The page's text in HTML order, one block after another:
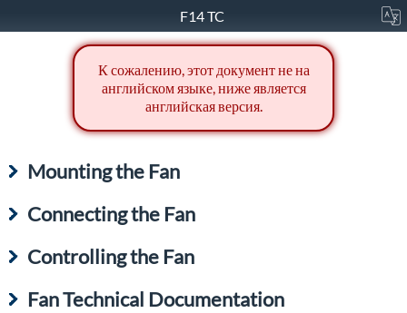
F14 TC
К сожалению, этот документ не на
английском языке, ниже является
английская версия.
Mounting the Fan
Connecting the Fan
Controlling the Fan
Fan Technical Documentation